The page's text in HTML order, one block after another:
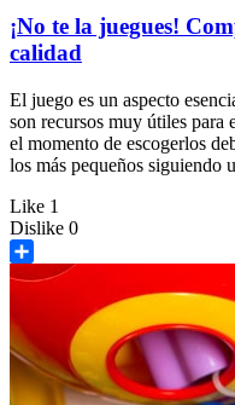
¡No te la juegues!
calidad
El juego es un aspecto
son recursos muy útiles para
el momento de escogerlos
los más pequeños siguiendo
Like 1
Dislike 0
Share